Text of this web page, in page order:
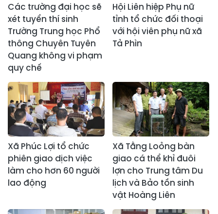
Các trường đại học sẽ
xét tuyển thí sinh
Trường Trung học Phổ
thông Chuyên Tuyên
Quang không vi phạm
quy chế
Hội Liên hiệp Phụ nữ
tỉnh tổ chức đối thoại
với hội viên phụ nữ xã
Tả Phìn
Xã Phúc Lợi tổ chức
phiên giao dịch việc
làm cho hơn 60 người
lao động
Xã Tằng Loỏng bàn
giao cá thể khỉ đuôi
lợn cho Trung tâm Du
lịch và Bảo tồn sinh
vật Hoàng Liên